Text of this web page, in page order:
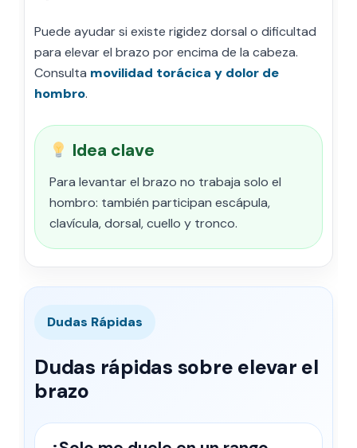
Puede ayudar si existe rigidez dorsal o dificultad
para elevar el brazo por encima de la cabeza.
Consulta movilidad torácica y dolor de
hombro.
Idea clave
Para levantar el brazo no trabaja solo el
hombro: también participan escápula,
clavícula, dorsal, cuello y tronco.
Dudas Rápidas
Dudas rápidas sobre elevar el
brazo